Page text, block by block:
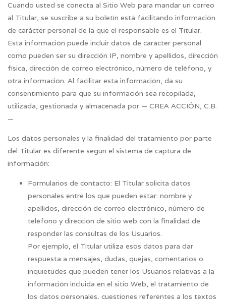
Cuando usted se conecta al Sitio Web para mandar un correo
al Titular, se suscribe a su boletín está facilitando información
de carácter personal de la que el responsable es el Titular.
Esta información puede incluir datos de carácter personal
como pueden ser su dirección IP, nombre y apellidos, dirección
física, dirección de correo electrónico, número de teléfono, y
otra información. Al facilitar esta información, da su
consentimiento para que su información sea recopilada,
utilizada, gestionada y almacenada por — CREA ACCIÓN, C.B.
—
Los datos personales y la finalidad del tratamiento por parte
del Titular es diferente según el sistema de captura de
información:
Formularios de contacto: El Titular solicita datos
personales entre los que pueden estar: nombre y
apellidos, dirección de correo electrónico, número de
teléfono y dirección de sitio web con la finalidad de
responder las consultas de los Usuarios.
Por ejemplo, el Titular utiliza esos datos para dar
respuesta a mensajes, dudas, quejas, comentarios o
inquietudes que pueden tener los Usuarios relativas a la
información incluida en el sitio Web, el tratamiento de
los datos personales, cuestiones referentes a los textos